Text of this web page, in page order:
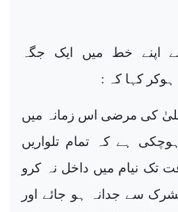
اپنے خط میں ایک جگہ
کہا کہ :
اعلیٰ کی مرضی اس زمانہ میں
ہے کہ تمام تلواریں
تک نیام میں داخل نہ کرو
سے جدانہ ہو جائے اور